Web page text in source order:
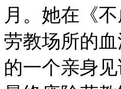
月。她在《
劳教场所的
的一个亲身